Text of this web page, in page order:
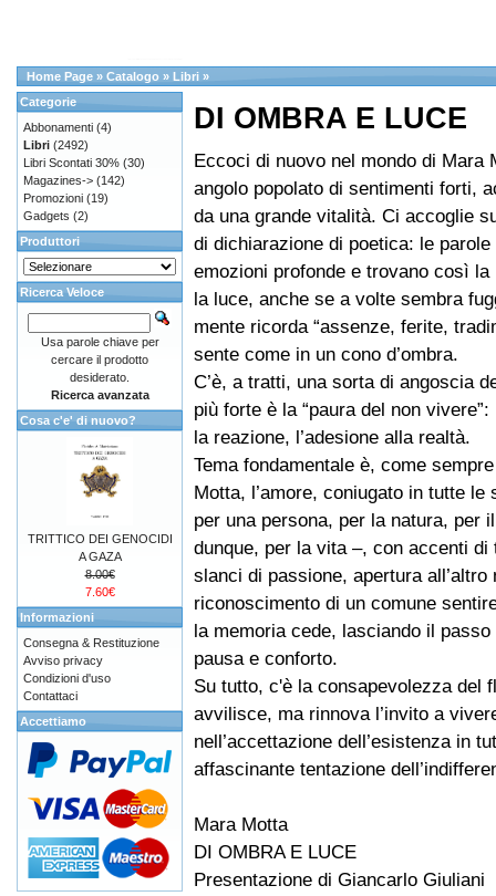
Home Page » Catalogo » Libri »
DI OMBRA E LUCE
Eccoci di nuovo nel mondo di Mara
angolo popolato di sentimenti forti,
da una grande vitalità. Ci accoglie
di dichiarazione di poetica: le parole
emozioni profonde e trovano così
la luce, anche se a volte sembra
mente ricorda “assenze, ferite,
sente come in un cono d’ombra.
C’è, a tratti, una sorta di angoscia
più forte è la “paura del non
la reazione, l’adesione alla realtà.
Tema fondamentale è, come
Motta, l’amore, coniugato in tutte le
per una persona, per la natura, per
dunque, per la vita –, con accenti di
slanci di passione, apertura all’altro
riconoscimento di un comune
la memoria cede, lasciando il
pausa e conforto.
Su tutto, c'è la consapevolezza del
avvilisce, ma rinnova l’invito a
nell’accettazione dell’esistenza in
affascinante tentazione
Mara Motta
DI OMBRA E LUCE
Presentazione di Giancarlo Giuliani
Categorie
Abbonamenti (4)
Libri (2492)
Libri Scontati 30% (30)
Magazines-> (142)
Promozioni (19)
Gadgets (2)
Produttori
Ricerca Veloce
Usa parole chiave per
cercare il prodotto
desiderato.
Ricerca avanzata
Cosa c'e' di nuovo?
TRITTICO DEI GENOCIDI
A GAZA
8.00€
7.60€
Informazioni
Consegna & Restituzione
Avviso privacy
Condizioni d'uso
Contattaci
Accettiamo